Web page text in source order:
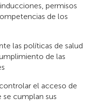
permisos
de los
las políticas de salud
de las
el acceso de
se cumplan sus